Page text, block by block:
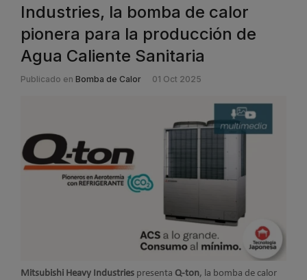
Industries, la bomba de calor
pionera para la producción de
Agua Caliente Sanitaria
Publicado en Bomba de Calor 01 Oct 2025
Mitsubishi Heavy Industries presenta Q-ton, la bomba de calor